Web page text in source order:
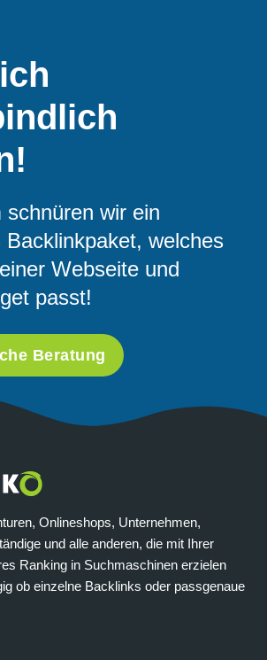
schnüren wir ein
Backlinkpaket, welches
Webseite und
passt!
Beratung
Onlineshops, Unternehmen,
und alle anderen, die mit Ihrer
Ranking in Suchmaschinen erzielen
ob einzelne Backlinks oder passgenaue